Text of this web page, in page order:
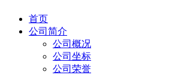
首页
公司简介
公司概况
公司坐标
公司荣誉